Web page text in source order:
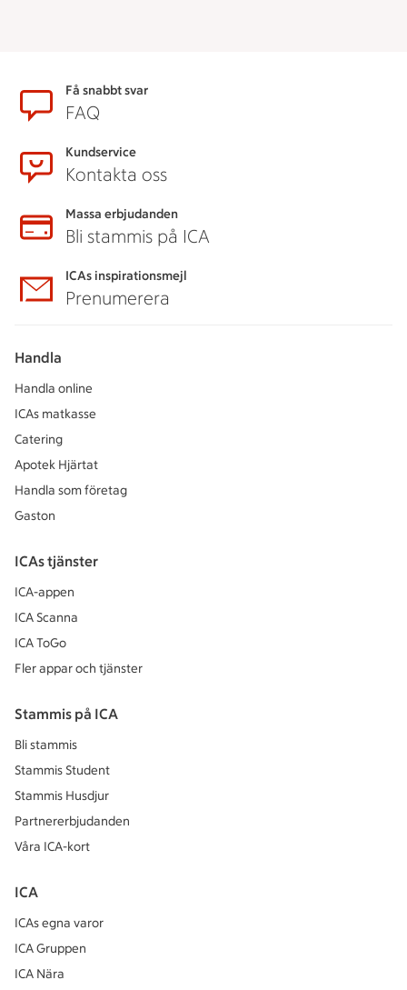
SidfotFå snabbt svar
FAQ
Kundservice
Kontakta oss
Massa erbjudanden
Bli stammis på ICA
ICAs inspirationsmejl
Prenumerera
Handla
Handla online
ICAs matkasse
Catering
Apotek Hjärtat
Handla som företag
Gaston
ICAs tjänster
ICA-appen
ICA Scanna
ICA ToGo
Fler appar och tjänster
Stammis på ICA
Bli stammis
Stammis Student
Stammis Husdjur
Partnererbjudanden
Våra ICA-kort
ICA
ICAs egna varor
ICA Gruppen
ICA Nära